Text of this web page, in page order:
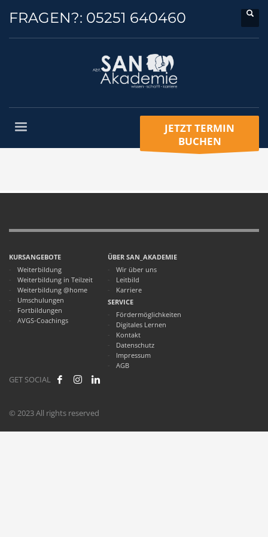
FRAGEN?: 05251 640460
JETZT TERMIN
BUCHEN
KURSANGEBOTE
Weiterbildung
Weiterbildung in Teilzeit
Weiterbildung @home
Umschulungen
Fortbildungen
AVGS-Coachings
ÜBER SAN_AKADEMIE
Wir über uns
Leitbild
Karriere
SERVICE
Fördermöglichkeiten
Digitales Lernen
Kontakt
Datenschutz
Impressum
AGB
GET SOCIAL
© 2023 All rights reserved